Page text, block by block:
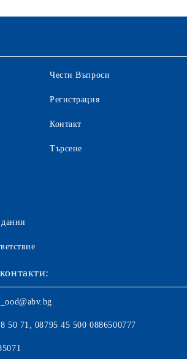
Чести Въпроси
Регистрация
Контакт
Търсене
50 71, 08795 45 500 0886500777